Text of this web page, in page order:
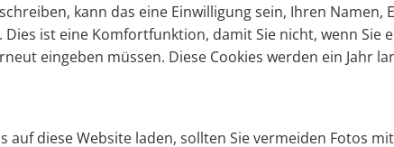
kann das eine Einwilligung sein, Ihren Namen,
ist eine Komfortfunktion, damit Sie nicht, wenn Sie
eingeben müssen. Diese Cookies werden ein Jahr
diese Website laden, sollten Sie vermeiden Fotos